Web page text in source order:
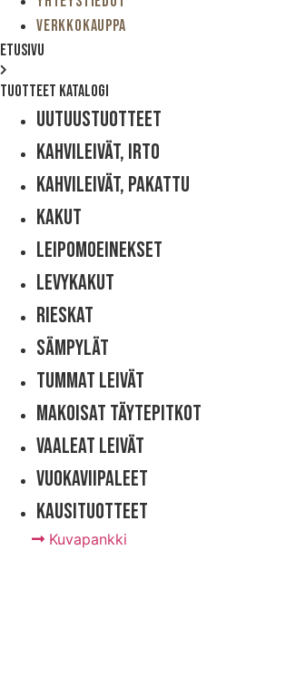
VERKKOKAUPPA
Etusivu
Tuotteet katalogi
Uutuustuotteet
Kahvileivät, Irto
Kahvileivät, Pakattu
Kakut
Leipomoeinekset
Levykakut
Rieskat
Sämpylät
Tummat Leivät
Makoisat Täytepitkot
Vaaleat Leivät
Vuokaviipaleet
Kausituotteet
Kuvapankki